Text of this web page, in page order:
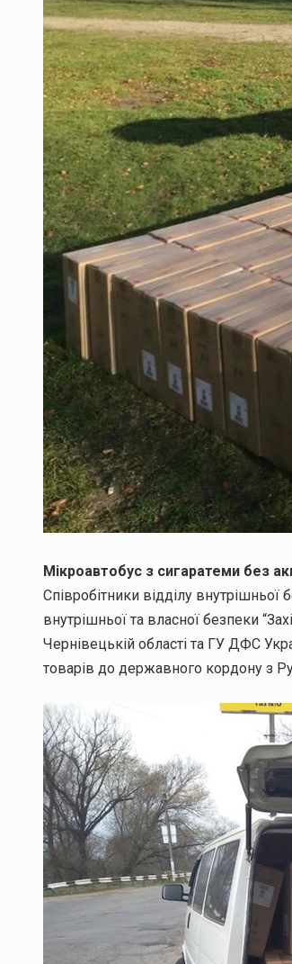
Мікроавтобус з сигаратеми без
Співробітники відділу
внутрішньої та власної безпеки
Чернівецькій області та ГУ ДФС
товарів до державного кордону з